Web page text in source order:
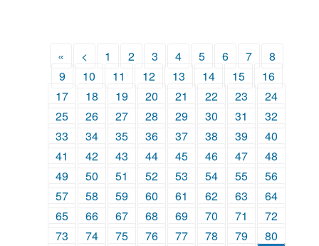
« < 1 2 3 4 5 6 7
8
9
10 11 12 13 14 15
16
17
18 19 20 21 22 23
24
25
26 27 28 29 30 31
32
33
34 35 36 37 38 39
40
41
42 43 44 45 46 47
48
49
50 51 52 53 54 55
56
57
58 59 60 61 62 63
64
65
66 67 68 69 70 71
72
73
74 75 76 77 78 79
80